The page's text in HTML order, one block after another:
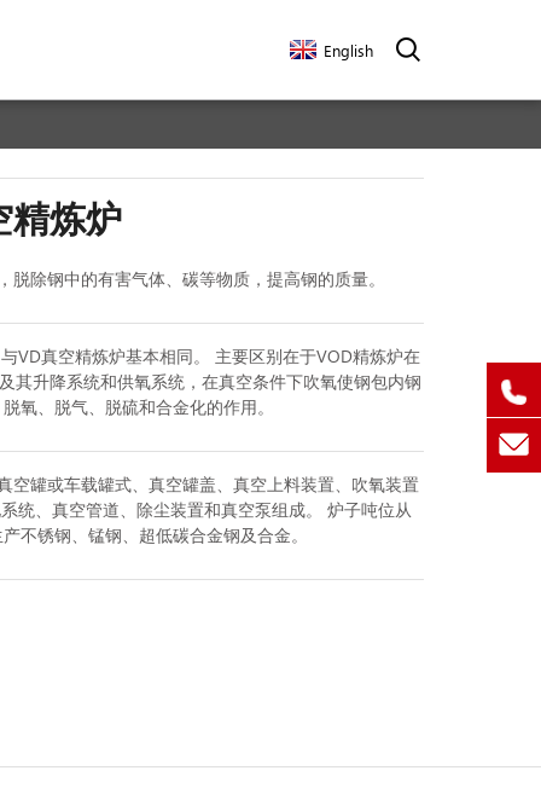
English
炼炉
除钢中的有害气体、碳等物质，提高钢的质量。
VD真空精炼炉基本相同。 主要区别在于VOD精炼炉在
其升降系统和供氧系统，在真空条件下吹氧使钢包内钢
氧、脱气、脱硫和合金化的作用。
空罐或车载罐式、真空罐盖、真空上料装置、吹氧装置
统、真空管道、除尘装置和真空泵组成。 炉子吨位从
不锈钢、锰钢、超低碳合金钢及合金。